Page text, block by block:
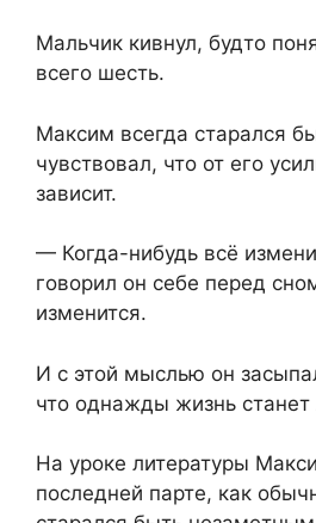
Мальчик кивнул, будто
всего шесть.
Максим всегда старался
чувствовал,⁨ что от его
зависит.
— Когда-нибудь всё
говорил он себе перед
изменится.
И с этой мыслью он
что однажды жизнь станет
На уроке литературы
последней парте, как